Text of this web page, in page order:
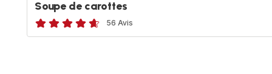
Soupe de carottes
ratings.4.6
56 Avis